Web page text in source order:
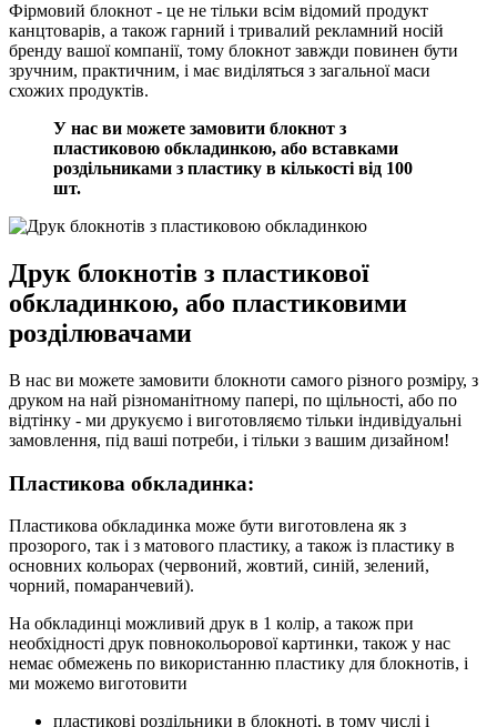
Фірмовий блокнот - це не тільки всім відомий продукт
канцтоварів, а також гарний і тривалий рекламний носій
бренду вашої компанії, тому блокнот завжди повинен бути
зручним, практичним, і має виділяться з загальної маси
схожих продуктів.
У нас ви можете замовити блокнот з
пластиковою обкладинкою, або вставками
роздільниками з пластику в кількості від 100
шт.
Друк блокнотів з пластикової
обкладинкою, або пластиковими
розділювачами
В нас ви можете замовити блокноти самого різного розміру, з
друком на най різноманітному папері, по щільності, або по
відтінку - ми друкуємо і виготовляємо тільки індивідуальні
замовлення, під ваші потреби, і тільки з вашим дизайном!
Пластикова обкладинка:
Пластикова обкладинка може бути виготовлена ​​як з
прозорого, так і з матового пластику, а також із пластику в
основних кольорах (червоний, жовтий, синій, зелений,
чорний, помаранчевий).
На обкладинці можливий друк в 1 колір, а також при
необхідності друк повнокольорової картинки, також у нас
немає обмежень по використанню пластику для блокнотів, і
ми можемо виготовити
пластикові роздільники в блокноті, в тому числі і